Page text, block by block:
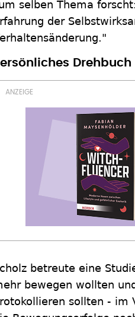
selben Thema
der
betreute eine
bewegen wollten
sollten - im